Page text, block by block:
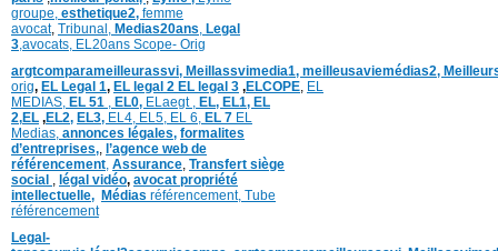
groupe, esthetique2, femme
avocat, Tribunal, Medias20ans, Legal
3,avocats, EL20ans Scope- Orig
argtcomparameilleurassvi, Meillassvimedia1, meilleusaviemédias2,
orig, EL Legal 1, EL legal 2 EL legal 3 ,ELCOPE, EL
MEDIAS, EL 51 , EL0, ELaegt , EL, EL1, EL
2,EL ,EL2, EL3, EL4, EL5, EL 6, EL 7 EL
Medias, annonces légales, formalites
d’entreprises,, l’agence web de
référencement, Assurance, Transfert siège
social , légal vidéo, avocat propriété
intellectuelle, Médias référencement, Tube
référencement
Legal-